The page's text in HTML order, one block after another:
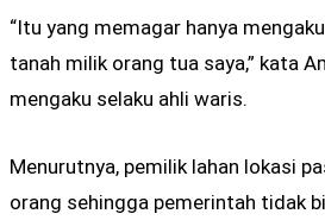
“Itu yang memagar hanya
tanah milik orang tua saya,” kata
mengaku selaku ahli waris.
Menurutnya, pemilik lahan lokasi
orang sehingga pemerintah tidak